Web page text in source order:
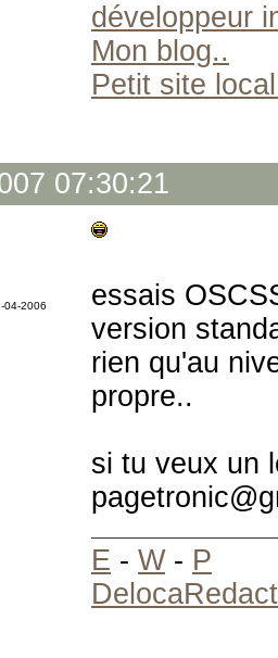
développeur
Mon blog..
Petit site
07:30:21
04-2006
essais
version
rien qu'au
propre..
si tu veux un
E - W- P